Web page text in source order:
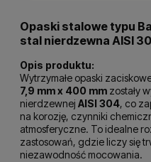
Opaski stalowe typu
stal nierdzewna AISI
Opis produktu:
Wytrzymałe opaski
7,9 mm x 400 mm zostały
nierdzewnej AISI 304, co
na korozję, czynniki
atmosferyczne. To idealne
zastosowań, gdzie liczy się
niezawodność mocowania.